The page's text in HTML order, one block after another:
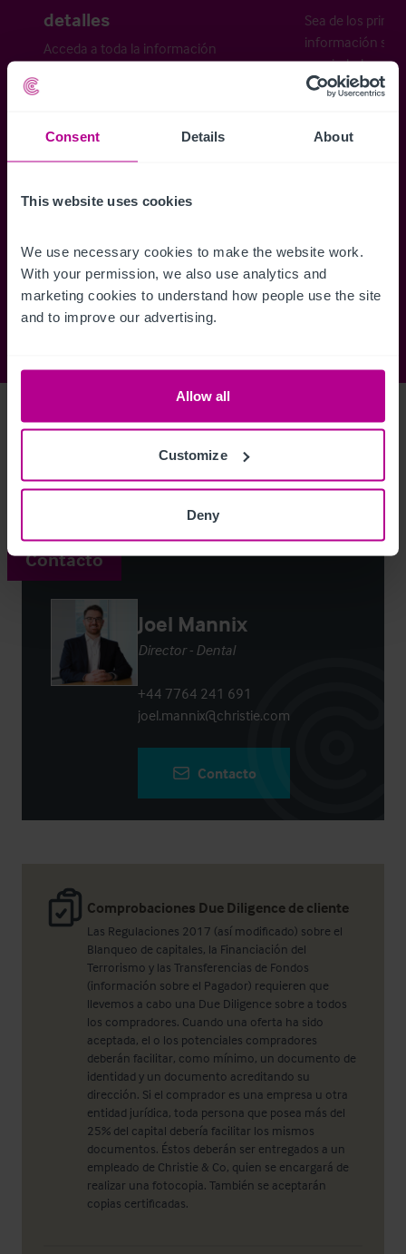
Consent Details About
This website uses cookies
We use necessary cookies to make the website work.
With your permission, we also use analytics and
marketing cookies to understand how people use the site
and to improve our advertising.
Allow all
Customize
Deny
detalles
Acceda a toda la información
Sea de los
información
propiedades
cómo desea
Regístrese ahora
¿Ya tiene una cuenta? Iniciar sesión
Access Property Details Ref:4221890
Comprobaciones Due Diligence de cliente
Las Regulaciones 2017 (así modificado) sobre el
Blanqueo de capitales, la Financiación del
Terrorismo y las Transferencias de Fondos
(información sobre el Pagador) requieren que
llevemos a cabo una Due Diligence sobre a todos
los compradores. Cuando una oferta ha sido
aceptada, el o los potenciales compradores
deberán facilitar, como mínimo, un documento de
identidad y un documento acreditando su
dirección. Si el comprador es una empresa u otra
entidad jurídica, toda persona que posea más del
25% del capital debería facilitar los mismos
documentos. Éstos deberán ser entregados a un
empleado de Christie & Co, quien se encargará de
realizar una fotocopia. También se aceptarán
copias certificadas.
Contacto
Joel Mannix
Director - Dental
+44 7764 241 691
joel.mannix@christie.com
Contacto